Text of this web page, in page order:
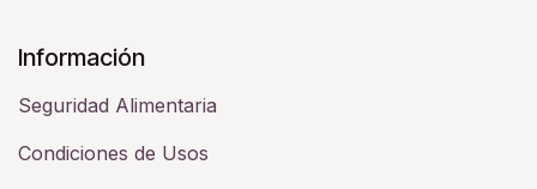
Información
Seguridad Alimentaria
Condiciones de Usos